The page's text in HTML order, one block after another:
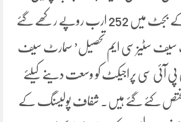
کیلئے نئے مالی سال کے بجٹ میں 252 ارب روپے رکھے گئے
سٹیز سی ایم تحصیل’ سمارٹ سیف
پی آئی سی پراجیکٹ کو وسعت دینے کیلئے
مختص کئے گئے ہیں۔ شفاف پولیسنگ کے